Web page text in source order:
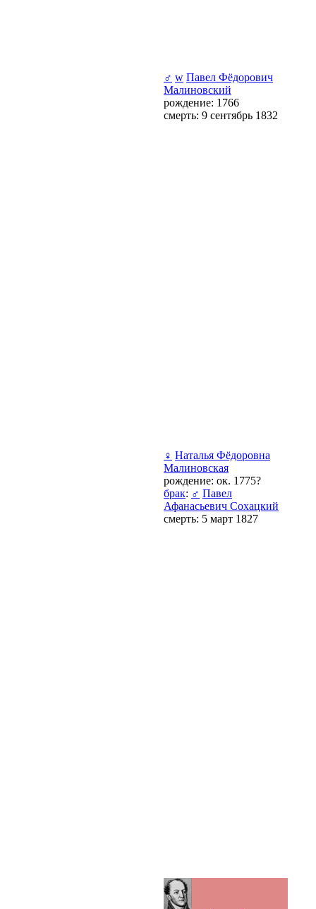
♂ w Павел Фёдорович
Малиновский
рождение: 1766
смерть: 9 сентябрь 1832
♀ Наталья Фёдоровна
Малиновская
рождение: ок. 1775?
брак: ♂ Павел
Афанасьевич Сохацкий
смерть: 5 март 1827